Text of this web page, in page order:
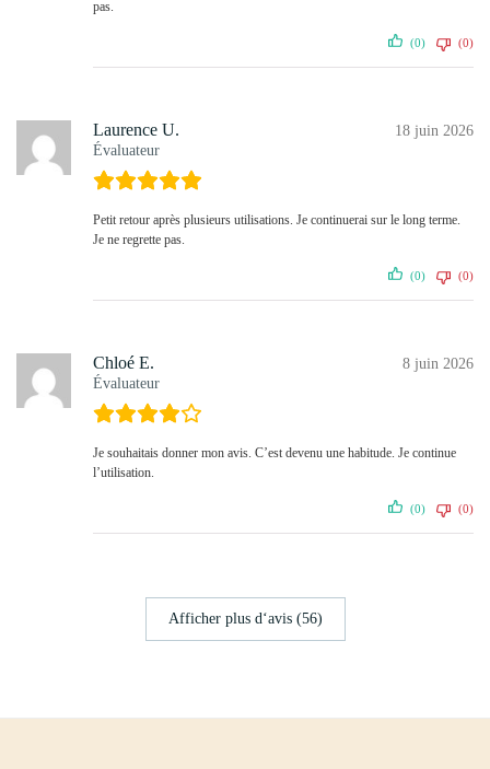
pas.
(0) (0)
Laurence U.
Évaluateur
18 juin 2026
Petit retour après plusieurs utilisations. Je continuerai sur le long terme.
Je ne regrette pas.
(0) (0)
Chloé E.
Évaluateur
8 juin 2026
Je souhaitais donner mon avis. C’est devenu une habitude. Je continue
l’utilisation.
(0) (0)
Afficher plus d‘avis (56)